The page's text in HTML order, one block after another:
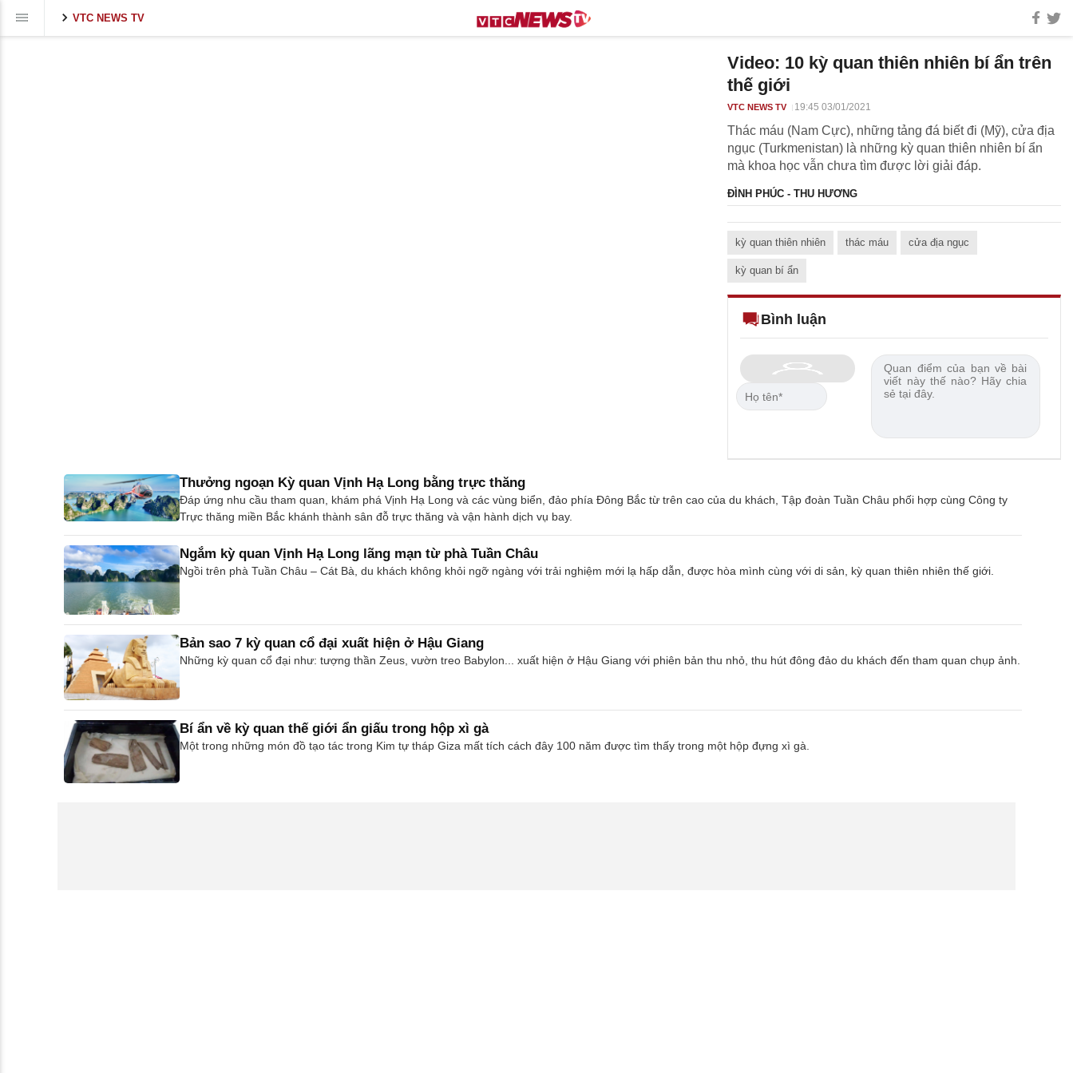
VTC NEWS TV
Video: 10 kỳ quan thiên nhiên bí ẩn trên
thế giới
VTC NEWS TV 19:45 03/01/2021
Thác máu (Nam Cực), những tảng đá biết đi (Mỹ), cửa địa
ngục (Turkmenistan) là những kỳ quan thiên nhiên bí ẩn
mà khoa học vẫn chưa tìm được lời giải đáp.
ĐÌNH PHÚC - THU HƯƠNG
kỳ quan thiên nhiên thác máu cửa địa ngục
kỳ quan bí ẩn
Bình luận
Thưởng ngoạn Kỳ quan Vịnh Hạ Long bằng trực thăng
Đáp ứng nhu cầu tham quan, khám phá Vịnh Hạ Long và các vùng biển, đảo phía Đông Bắc từ trên cao của du khách, Tập đoàn Tuần Châu phối hợp cùng Công ty
Trực thăng miền Bắc khánh thành sân đỗ trực thăng và vận hành dịch vụ bay.
Ngắm kỳ quan Vịnh Hạ Long lãng mạn từ phà Tuần Châu
Ngồi trên phà Tuần Châu – Cát Bà, du khách không khỏi ngỡ ngàng với trải nghiệm mới lạ hấp dẫn, được hòa mình cùng với di sản, kỳ quan thiên nhiên thế giới.
Bản sao 7 kỳ quan cổ đại xuất hiện ở Hậu Giang
Những kỳ quan cổ đại như: tượng thần Zeus, vườn treo Babylon... xuất hiện ở Hậu Giang với phiên bản thu nhỏ, thu hút đông đảo du khách đến tham quan chụp ảnh.
Bí ẩn về kỳ quan thế giới ẩn giấu trong hộp xì gà
Một trong những món đồ tạo tác trong Kim tự tháp Giza mất tích cách đây 100 năm được tìm thấy trong một hộp đựng xì gà.